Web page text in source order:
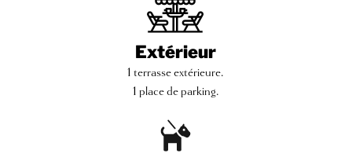
Extérieur
1 terrasse extérieure.
1 place de parking.